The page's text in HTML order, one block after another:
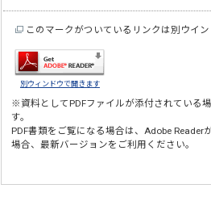
このマークがついているリンクは別ウイ
別ウィンドウで開きます
※資料としてPDFファイルが添付されている
す。
PDF書類をご覧になる場合は、Adobe Reader
場合、最新バージョンをご利用ください。